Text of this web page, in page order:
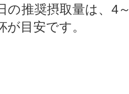
の推奨摂取量は、4
目安です。